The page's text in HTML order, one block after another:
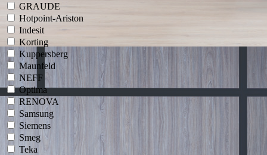
GRAUDE
Hotpoint-Ariston
Indesit
Korting
Kuppersberg
Maunfeld
NEFF
Optima
RENOVA
Samsung
Siemens
Smeg
Teka